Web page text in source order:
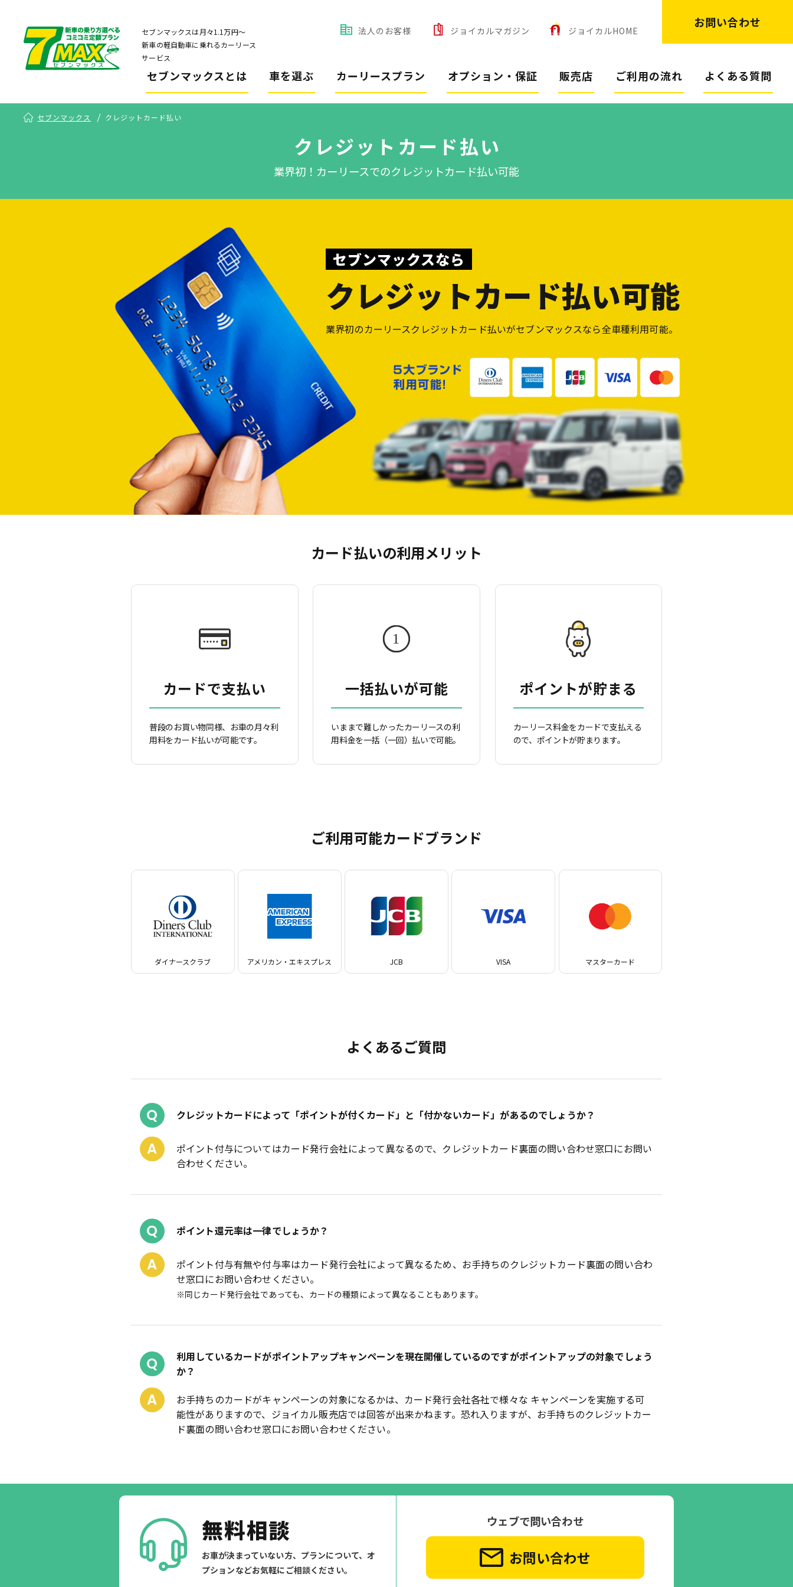
セブンマックスは月々1.1万円〜
新車の軽自動車に乗れるカーリース
サービス
法人のお客様 ジョイカルマガジン ジョイカルHOME
お問い合わせ
セブンマックスとは 車を選ぶ カーリースプラン オプション・保証 販売店 ご利用の流れ よくある質問
セブンマックス クレジットカード払い
クレジットカード払い
業界初！カーリースでのクレジットカード払い可能
セブンマックスなら
クレジットカード払い可能
業界初のカーリースクレジットカード払いがセブンマックスなら全車種利用可能。
カード払いの利用メリット
カードで支払い
普段のお買い物同様、お車の月々利
用料をカード払いが可能です。
一括払いが可能
いままで難しかったカーリースの利
用料金を一括（一回）払いで可能。
ポイントが貯まる
カーリース料金をカードで支払える
ので、ポイントが貯まります。
ご利用可能カードブランド
ダイナースクラブ アメリカン・エキスプレス JCB VISA マスターカード
よくあるご質問
Q クレジットカードによって「ポイントが付くカード」と「付かないカード」があるのでしょうか？
A
ポイント付与についてはカード発行会社によって異なるので、クレジットカード裏面の問い合わせ窓口にお問い
合わせください。
Q ポイント還元率は一律でしょうか？
A
ポイント付与有無や付与率はカード発行会社によって異なるため、お手持ちのクレジットカード裏面の問い合わ
せ窓口にお問い合わせください。
※同じカード発行会社であっても、カードの種類によって異なることもあります。
Q
利用しているカードがポイントアップキャンペーンを現在開催しているのですがポイントアップの対象でしょう
か？
A
お手持ちのカードがキャンペーンの対象になるかは、カード発行会社各社で様々な キャンペーンを実施する可
能性がありますので、ジョイカル販売店では回答が出来かねます。恐れ入りますが、お手持ちのクレジットカー
ド裏面の問い合わせ窓口にお問い合わせください。
無料相談
お車が決まっていない方、プランについて、オ
プションなどお気軽にご相談ください。
ウェブで問い合わせ
お問い合わせ